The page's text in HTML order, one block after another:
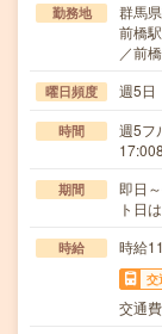
勤務地
群馬
前橋
／前
曜日頻度 週5
時間
週5フ
期間
即日
ト日
時給 時給
交
交通